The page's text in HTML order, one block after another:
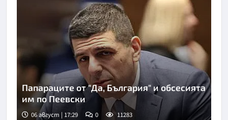
Папараците от "Да, България" и обсесията
им по Пеевски
06 август | 17:29 0 11283